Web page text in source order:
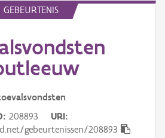
GEBEURTENIS
208893
URI
gebeurtenissen/208893